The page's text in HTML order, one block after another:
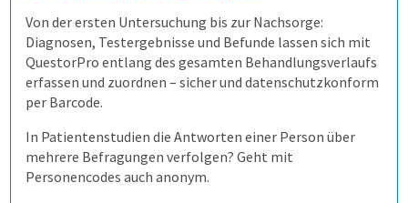
Von der ersten Untersuchung bis zur Nachsorge:
Diagnosen, Testergebnisse und Befunde lassen sich mit
QuestorPro entlang des gesamten Behandlungsverlaufs
erfassen und zuordnen – sicher und datenschutzkonform
per Barcode.
In Patientenstudien die Antworten einer Person über
mehrere Befragungen verfolgen? Geht mit
Personencodes auch anonym.